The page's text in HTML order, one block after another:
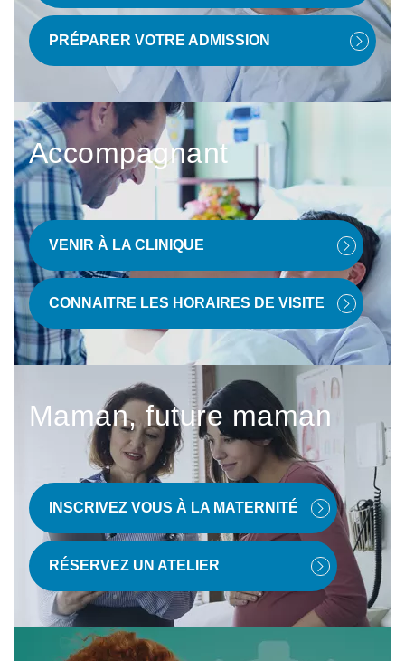
PRÉPARER VOTRE ADMISSION
Accompagnant
VENIR À LA CLINIQUE
CONNAITRE LES HORAIRES DE VISITE
Maman, future maman
INSCRIVEZ VOUS À LA MATERNITÉ
RÉSERVEZ UN ATELIER